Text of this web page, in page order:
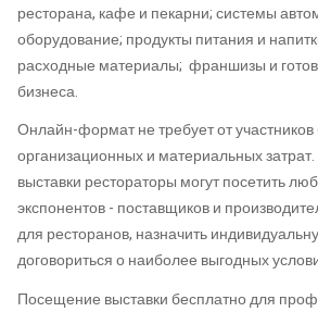
ресторана, кафе и пекарни; системы
оборудование; продукты питания и
расходные материалы; франшизы и
бизнеса.
Онлайн-формат не требует от
организационных и материальных
выставки рестораторы могут посетить
экспонентов - поставщиков и
для ресторанов, назначить
договориться о наиболее выгодных
Посещение выставки бесплатно для